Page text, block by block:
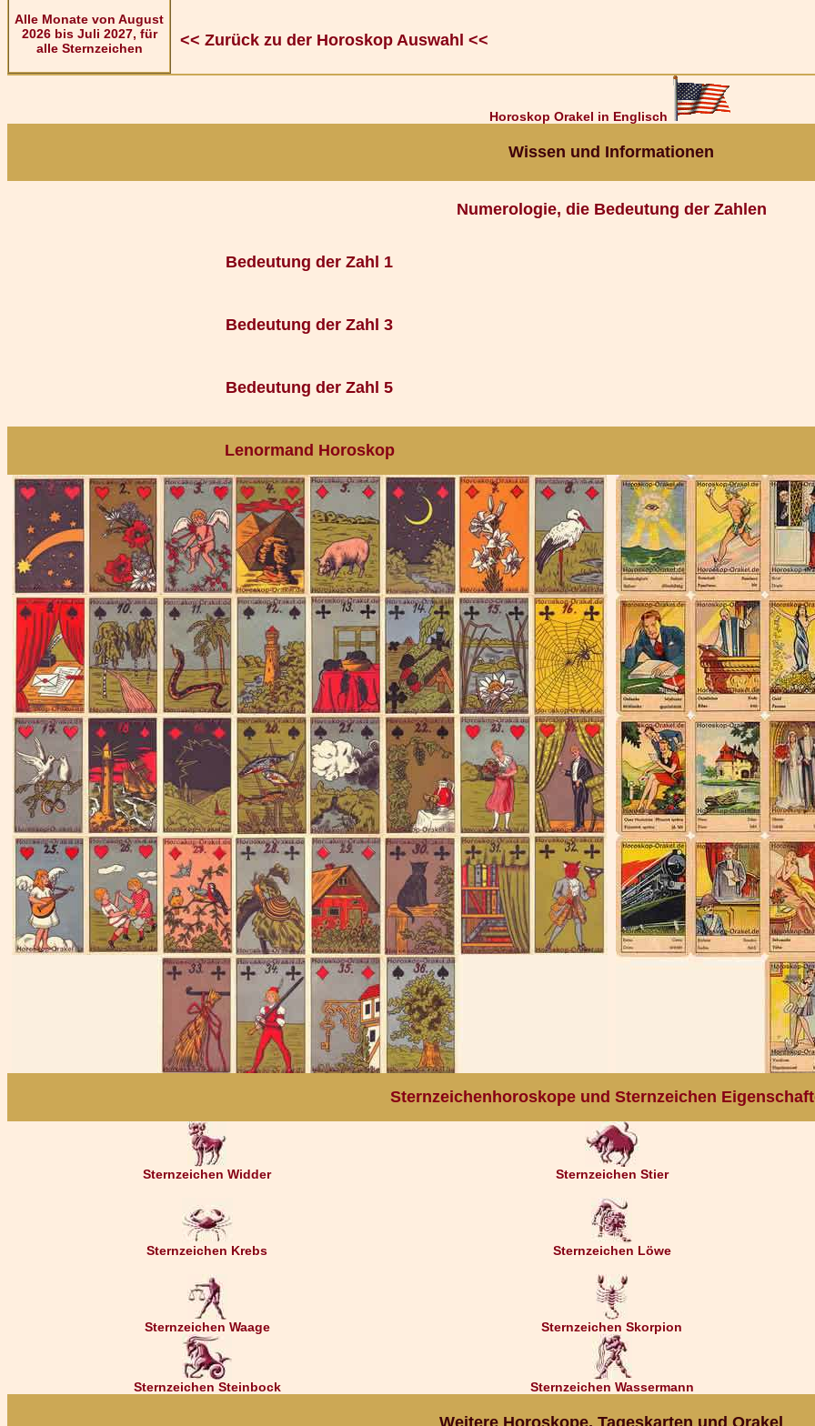
Alle Monate von August
2026 bis Juli 2027, für
alle Sternzeichen
<< Zurück zu der Horoskop Auswahl <<
Horoskop Orakel in Englisch
Wissen und Informationen
Numerologie, die Bedeutung der Zahlen
Bedeutung der Zahl 1
Bedeutung der Zahl 3
Bedeutung der Zahl 5
Lenormand Horoskop
Sternzeichenhoroskope und Sternzeichen
Sternzeichen Widder Sternzeichen Stier
Sternzeichen Krebs Sternzeichen Löwe
Sternzeichen Waage Sternzeichen Skorpion
Sternzeichen Steinbock Sternzeichen Wassermann
Weitere Horoskope, Tageskarten und Orakel